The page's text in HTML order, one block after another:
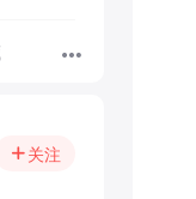
关注